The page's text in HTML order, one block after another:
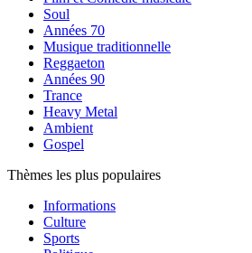
Soul
Années 70
Musique traditionnelle
Reggaeton
Années 90
Trance
Heavy Metal
Ambient
Gospel
Thèmes les plus populaires
Informations
Culture
Sports